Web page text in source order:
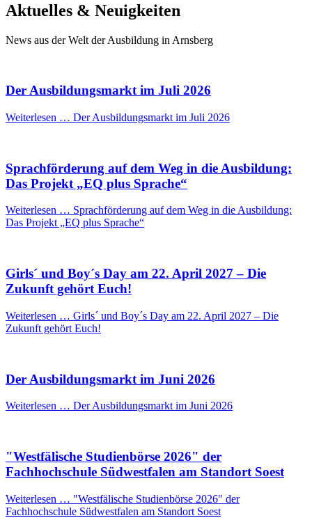
Aktuelles & Neuigkeiten
News aus der Welt der Ausbildung in Arnsberg
Der Ausbildungsmarkt im Juli 2026
Weiterlesen … Der Ausbildungsmarkt im Juli 2026
Sprachförderung auf dem Weg in die Ausbildung:
Das Projekt „EQ plus Sprache“
Weiterlesen … Sprachförderung auf dem Weg in die Ausbildung:
Das Projekt „EQ plus Sprache“
Girls´ und Boy´s Day am 22. April 2027 – Die
Zukunft gehört Euch!
Weiterlesen … Girls´ und Boy´s Day am 22. April 2027 – Die
Zukunft gehört Euch!
Der Ausbildungsmarkt im Juni 2026
Weiterlesen … Der Ausbildungsmarkt im Juni 2026
"Westfälische Studienbörse 2026" der
Fachhochschule Südwestfalen am Standort Soest
Weiterlesen … "Westfälische Studienbörse 2026" der
Fachhochschule Südwestfalen am Standort Soest